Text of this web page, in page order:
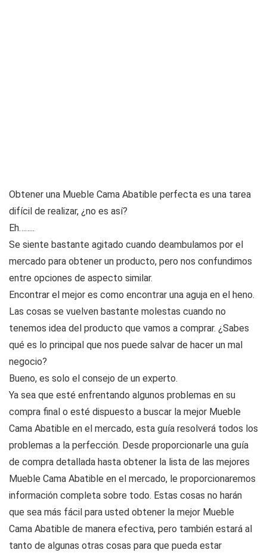
Obtener una Mueble Cama Abatible perfecta es una tarea
difícil de realizar, ¿no es así?
Eh……..
Se siente bastante agitado cuando deambulamos por el
mercado para obtener un producto, pero nos confundimos
entre opciones de aspecto similar.
Encontrar el mejor es como encontrar una aguja en el heno.
Las cosas se vuelven bastante molestas cuando no
tenemos idea del producto que vamos a comprar. ¿Sabes
qué es lo principal que nos puede salvar de hacer un mal
negocio?
Bueno, es solo el consejo de un experto.
Ya sea que esté enfrentando algunos problemas en su
compra final o esté dispuesto a buscar la mejor Mueble
Cama Abatible en el mercado, esta guía resolverá todos los
problemas a la perfección. Desde proporcionarle una guía
de compra detallada hasta obtener la lista de las mejores
Mueble Cama Abatible en el mercado, le proporcionaremos
información completa sobre todo. Estas cosas no harán
que sea más fácil para usted obtener la mejor Mueble
Cama Abatible de manera efectiva, pero también estará al
tanto de algunas otras cosas para que pueda estar